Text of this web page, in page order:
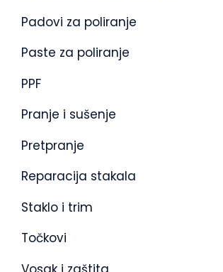
Padovi za poliranje
Paste za poliranje
PPF
Pranje i sušenje
Pretpranje
Reparacija stakala
Staklo i trim
Točkovi